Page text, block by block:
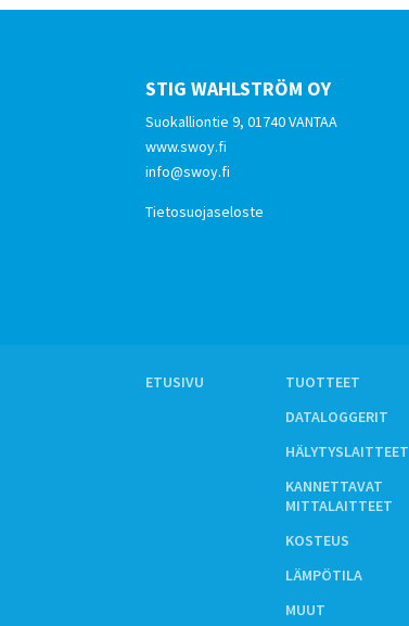
STIG WAHLSTRÖM OY
Suokalliontie 9, 01740 VANTAA
www.swoy.fi
info@swoy.fi
Tietosuojaseloste
ETUSIVU
TUOTTEET
DATALOGGERIT
HÄLYTYSLAITTEET
KANNETTAVAT
MITTALAITTEET
KOSTEUS
LÄMPÖTILA
MUUT